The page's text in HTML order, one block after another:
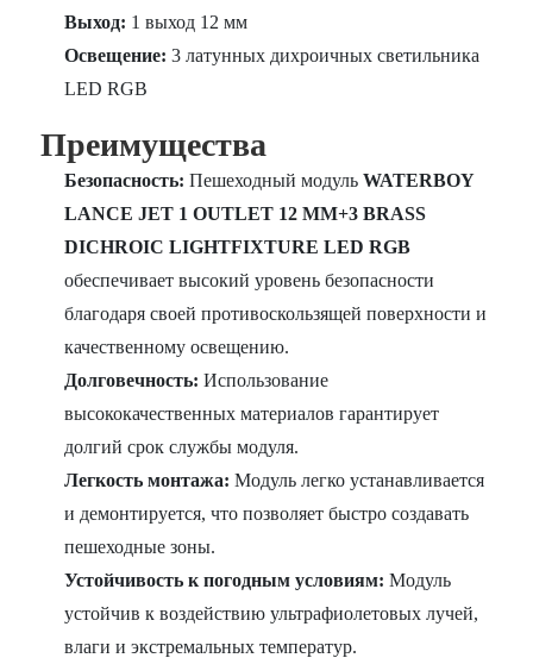
Выход: 1 выход 12 мм
Освещение: 3 латунных дихроичных светильника
LED RGB
Преимущества
Безопасность: Пешеходный модульWATERBOY
LANCE JET 1 OUTLET 12 MM+3 BRASS
DICHROIC LIGHTFIXTURE LED RGB
обеспечивает высокий уровень безопасности
благодаря своей противоскользящей поверхности и
качественному освещению.
Долговечность: Использование
высококачественных материалов гарантирует
долгий срок службы модуля.
Легкость монтажа: Модуль легко устанавливается
и демонтируется, что позволяет быстро создавать
пешеходные зоны.
Устойчивость к погодным условиям: Модуль
устойчив к воздействию ультрафиолетовых лучей,
влаги и экстремальных температур.